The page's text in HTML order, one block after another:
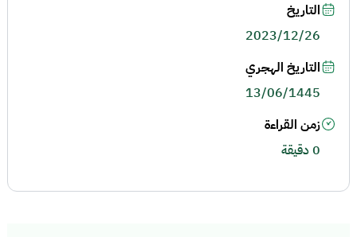
التاريخ
2023/12/26
التاريخ الهجري
13/06/1445
زمن القراءة
0 دقيقة